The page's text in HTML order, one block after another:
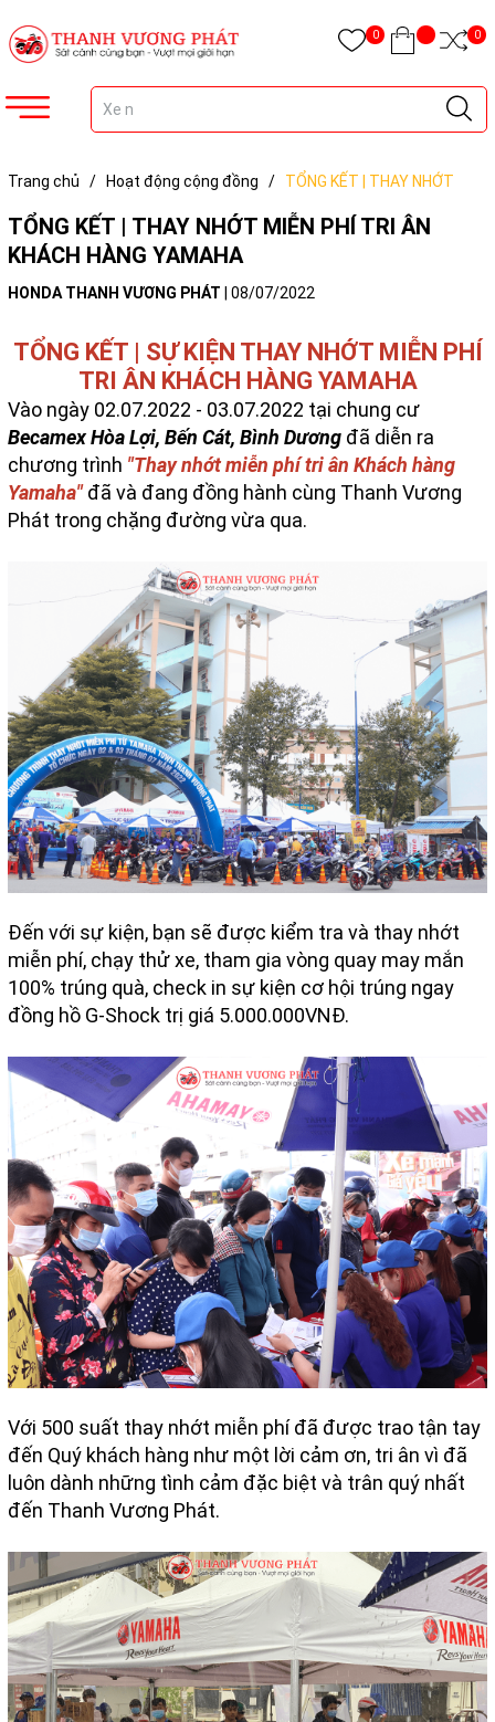
0 0
Trang chủ / Hoạt động cộng đồng /
TỔNG KẾT | THAY NHỚT
TỔNG KẾT | THAY NHỚT MIỄN PHÍ TRI ÂN
KHÁCH HÀNG YAMAHA
HONDA THANH VƯƠNG PHÁT 08/07/2022
TỔNG KẾT | SỰ KIỆN THAY NHỚT MIỄN PHÍ
TRI ÂN KHÁCH HÀNG YAMAHA
Vào ngày 02.07.2022 - 03.07.2022 tại chung cư
Becamex Hòa Lợi, Bến Cát, Bình Dương đã diễn ra
chương trình "Thay nhớt miễn phí tri ân Khách hàng
Yamaha"đã và đang đồng hành cùng Thanh Vương
Phát trong chặng đường vừa qua.
Đến với sự kiện, bạn sẽ được kiểm tra và thay nhớt
miễn phí, chạy thử xe, tham gia vòng quay may mắn
100% trúng quà, check in sự kiện cơ hội trúng ngay
đồng hồ G-Shock trị giá 5.000.000VNĐ.
Với 500 suất thay nhớt miễn phí đã được trao tận tay
đến Quý khách hàng như một lời cảm ơn, tri ân vì đã
luôn dành những tình cảm đặc biệt và trân quý nhất
đến Thanh Vương Phát.